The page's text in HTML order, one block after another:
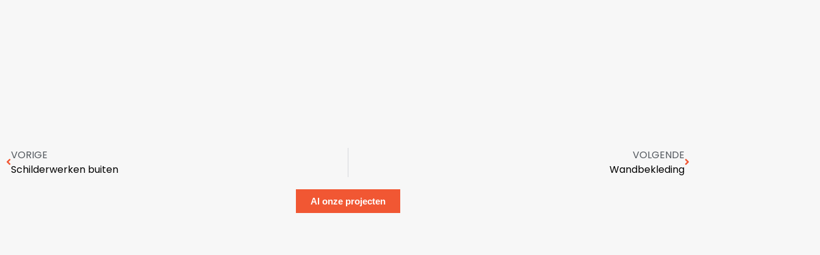
VORIGE
Schilderwerken buiten
VOLGENDE
Wandbekleding
Al onze projecten